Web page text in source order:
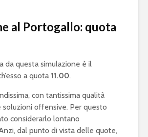
al Portogallo: quota
da questa simulazione è il
a quota 11.00.
con tantissima qualità
offensive. Per questo
considerarlo lontano
dal punto di vista delle quote,